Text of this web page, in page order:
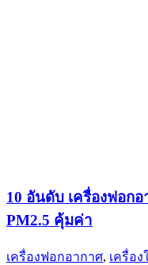
10 อันดับ เครื่องฟอก
PM2.5 คุ้มค่า
เครื่องฟอกอากาศ, เครื่อ